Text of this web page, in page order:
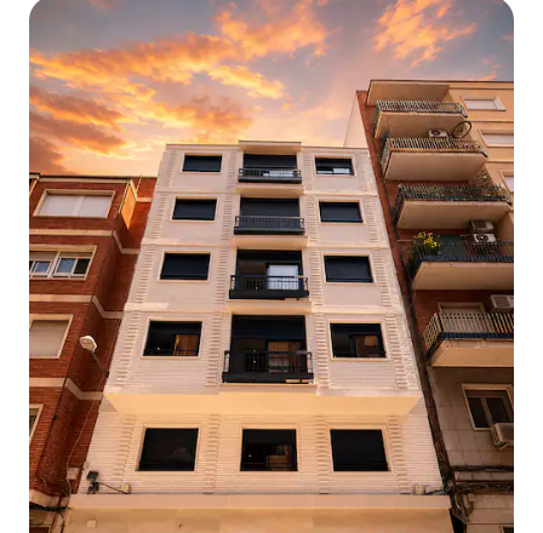
colaboración con aGourmet, tienda
gourmet de Plaza de las Flores,
ofrecemos productos locales para que la
estancia empiece desde el primer
momento: vinos D.O. Bullas, quesos
artesanales afinados en cuevas,
embutidos Joselito, café de especialidad
y más. Pregúntanos al reservar y te
enviamos las opciones disponibles. Este
apartamento funciona especialmente
bien para parejas, amigos y familias
pequeñas que quieren vivir Murcia
desde dentro, no desde un hotel. No es
un alojamiento para fiestas. Es un
espacio para disfrutar, descansar y
volver con ganas de repetir. El número
máximo de personas es estricto e
incluye visitas. La presencia de personas
no declaradas puede suponer
cancelación inmediata sin reembolso y
un cargo de 90€ por persona no
declarada y por noche, reclamable a
través de Airbnb.